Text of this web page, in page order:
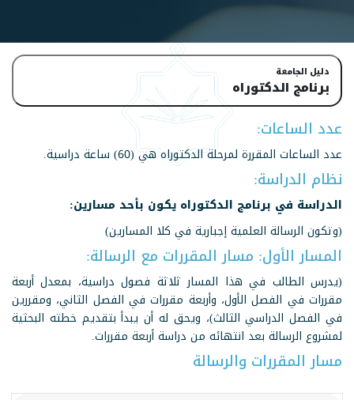
دليل الجامعة
برنامج الدكتوراه
عدد الساعات:
عدد الساعات المقررة لمرحلة الدكتوراه هي (60) ساعة دراسية.
نظام الدراسة:
الدراسة في برنامج الدكتوراه يكون بأحد مسارين:
(وتكون الرسالة العلمية إجبارية في كلا المسارين)
المسار الأول: مسار المقررات مع الرسالة:
(يدرس الطالب في هذا المسار ثلاثة فصول دراسية، بمعدل أربعة
مقررات في الفصل الأول، وأربعة مقررات في الفصل الثاني، ومقررين
في الفصل الدراسي الثالث)، ويحق له أن يبدأ بتقديم خطته البحثية
لمشروع الرسالة بعد انتهائه من دراسة أربعة مقررات.
مسار المقررات والرسالة